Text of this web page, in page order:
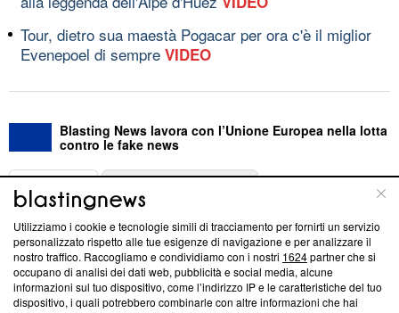
Tour, dietro sua maestà Pogacar per ora c'è il miglior
Evenepoel di sempre VIDEO
Blasting News lavora con l’Unione Europea nella lotta
contro le fake news
ABOUT
Questa sezione offre informazioni trasparenti su Blasting
News, sui nostri processi editoriali e su come ci impegniamo a
creare news di qualità. Inoltre, afferma la nostra aderenza a
‘Trust Project - News with Integrity’Blasting News non è
Utilizziamo i cookie e tecnologie simili di tracciamento per fornirti un servizio
personalizzato rispetto alle tue esigenze di navigazione e per analizzare il
nostro traffico. Raccogliamo e condividiamo con i nostri 1624partner che si
occupano di analisi dei dati web, pubblicità e social media, alcune
informazioni sul tuo dispositivo, come l’indirizzo IP e le caratteristiche del tuo
dispositivo, i quali potrebbero combinarle con altre informazioni che hai